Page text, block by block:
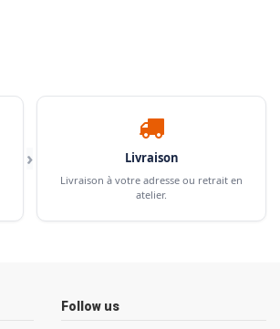
› Livraison
Livraison à votre adresse ou retrait en
atelier.
Follow us